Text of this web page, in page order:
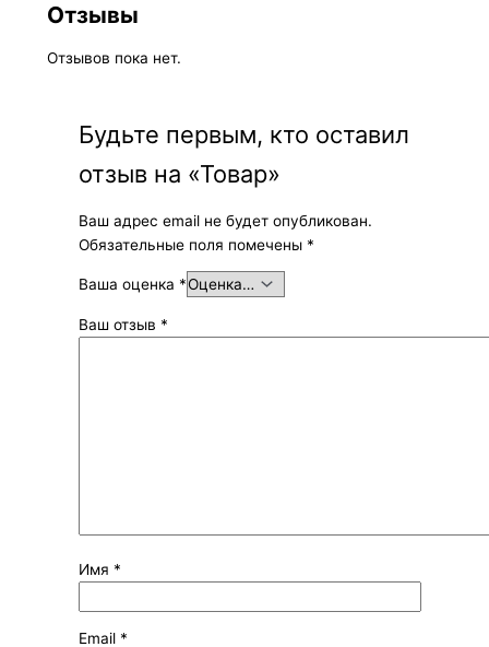
Отзывы
Отзывов пока нет.
Будьте первым, кто оставил
отзыв на «Товар»
Ваш адрес email не будет опубликован.
Обязательные поля помечены *
Ваша оценка *
Ваш отзыв *
Имя *
Email *